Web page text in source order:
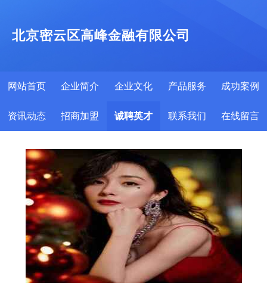
北京密云区高峰金融有限公司
网站首页 企业简介 企业文化 产品服务 成功案例
资讯动态 招商加盟 诚聘英才 联系我们 在线留言